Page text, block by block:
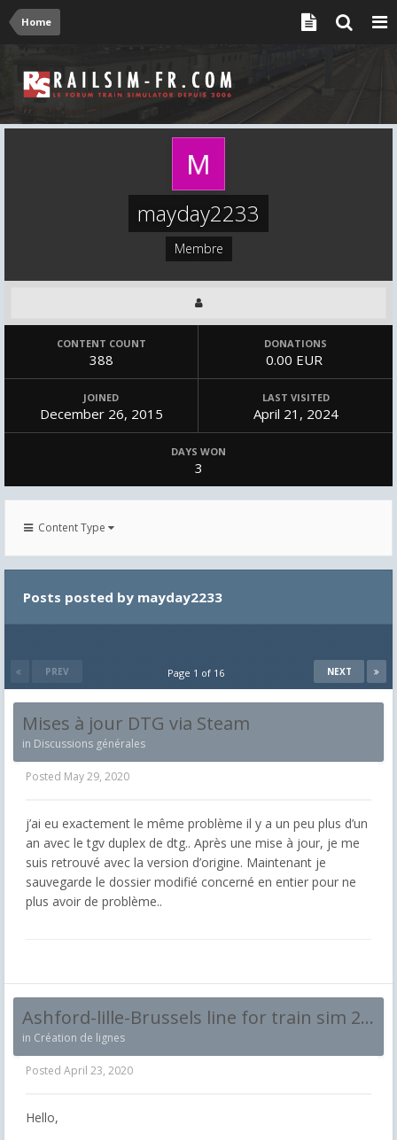
Home
mayday2233
Membre
CONTENT COUNT
388
DONATIONS
0.00 EUR
JOINED
December 26, 2015
LAST VISITED
April 21, 2024
DAYS WON
3
Content Type
Posts posted by mayday2233
PREV NEXT
Page 1 of 16
Mises à jour DTG via Steam
in Discussions générales
Posted May 29, 2020
j’ai eu exactement le même problème il y a un peu plus d’un
an avec le tgv duplex de dtg.. Après une mise à jour, je me
suis retrouvé avec la version d’origine. Maintenant je
sauvegarde le dossier modifié concerné en entier pour ne
plus avoir de problème..
Ashford-lille-Brussels line for train sim 2020
in Création de lignes
Posted April 23, 2020
Hello,